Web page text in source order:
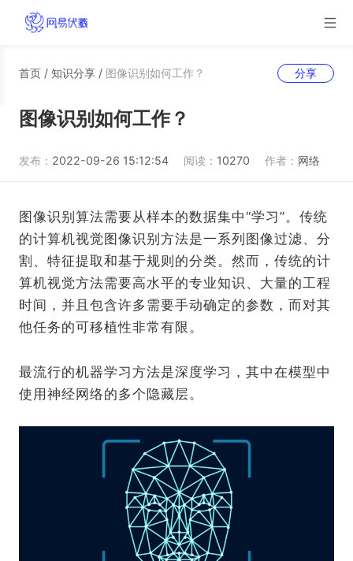
首页 / 知识分享 / 图像识别如何工作？ 分享
图像识别如何工作？
发布： 2022-09-26 15:12:54 阅读： 10270 作者： 网络
图像识别算法需要从样本的数据集中“学习”。传统
的计算机视觉图像识别方法是一系列图像过滤、分
割、特征提取和基于规则的分类。然而，传统的计
算机视觉方法需要高水平的专业知识、大量的工程
时间，并且包含许多需要手动确定的参数，而对其
他任务的可移植性非常有限。
最流行的机器学习方法是深度学习，其中在模型中
使用神经网络的多个隐藏层。